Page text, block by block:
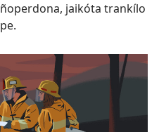
jaikóta trankílo